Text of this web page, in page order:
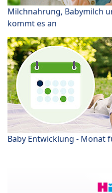
Milchnahrung, Babymilch
kommt es an
Baby Entwicklung - Monat